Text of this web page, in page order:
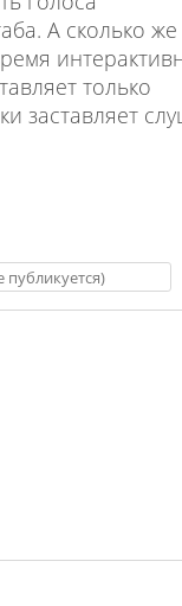
А сколько же
только
заставляет